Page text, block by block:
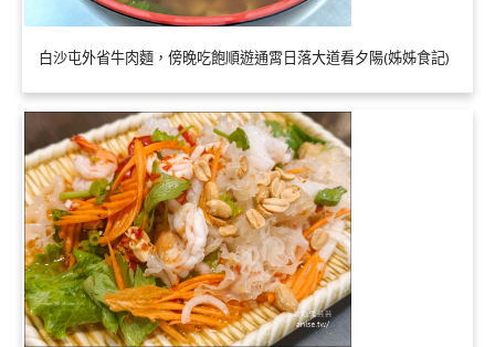
白沙屯外省牛肉麵，傍晚吃飽順遊通霄日落大道看夕陽(姊姊食記)